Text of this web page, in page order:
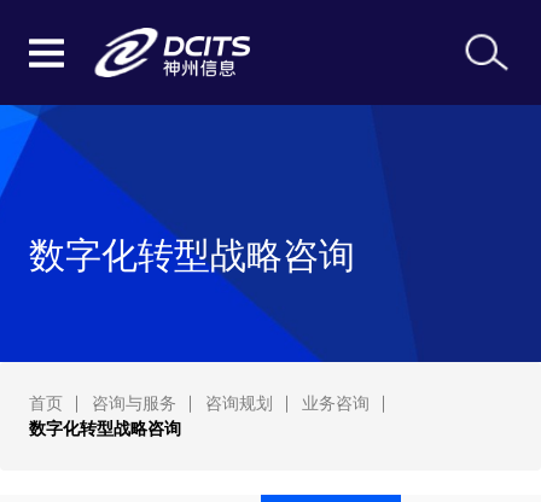
数字化转型战略咨询
首页 咨询与服务 咨询规划
业务咨询
数字化转型战略咨询